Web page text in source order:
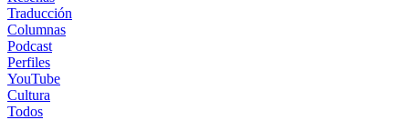
Traducción
Columnas
Podcast
Perfiles
YouTube
Cultura
Todos